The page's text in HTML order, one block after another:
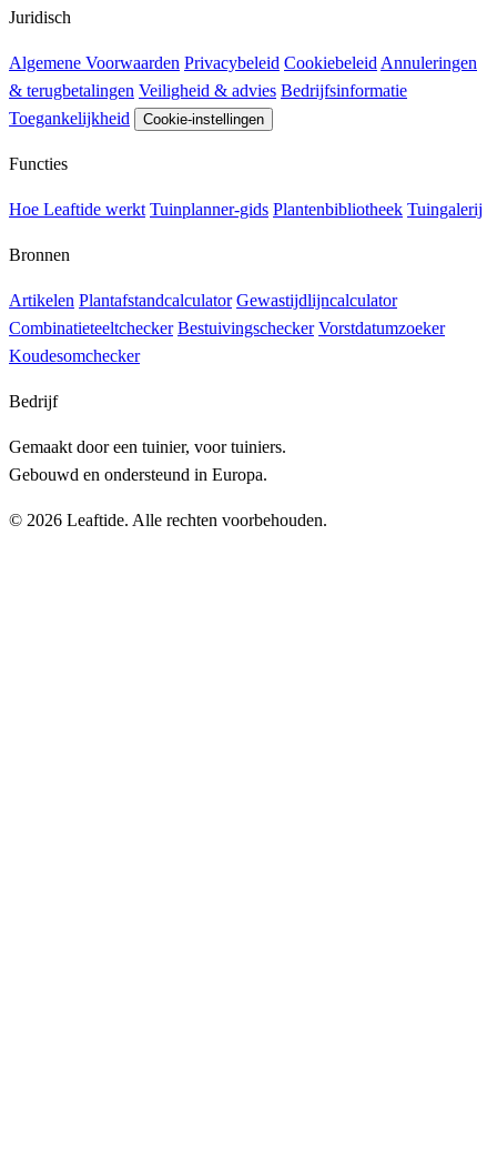
Juridisch
Algemene Voorwaarden Privacybeleid Cookiebeleid Annuleringen
& terugbetalingen Veiligheid & advies Bedrijfsinformatie
Toegankelijkheid
Cookie-instellingen
Functies
Hoe Leaftide werkt Tuinplanner-gids Plantenbibliotheek Tuingalerij
Bronnen
Artikelen Plantafstandcalculator Gewastijdlijncalculator
Combinatieteeltchecker Bestuivingschecker Vorstdatumzoeker
Koudesomchecker
Bedrijf
Gemaakt door een tuinier, voor tuiniers.
Gebouwd en ondersteund in Europa.
© 2026 Leaftide. Alle rechten voorbehouden.